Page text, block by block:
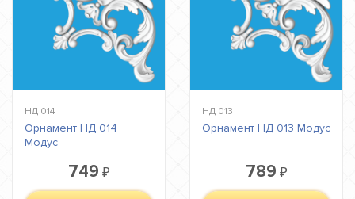
НД 014
Орнамент НД 014
Модус
749 ₽
НД 013
Орнамент НД 013 Модус
789 ₽